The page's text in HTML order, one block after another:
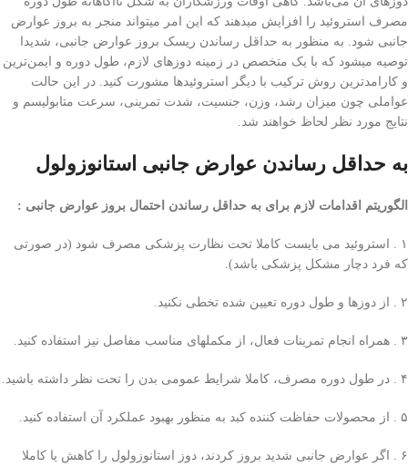
مصرف استروئید را افزایش میدهند که این امر میتواند منجر به بروز عوارض
جانبی شود. به منظور به حداقل رساندن ریسک بروز عوارض جانبی، شدیدا
توصیه میشود که با یک متخصص در زمینه دوز‌های لازم، طول دوره و ایمن‌ترین
و کارامد‌ترین روش ترکیب با دیگر استروئید‌ها مشورت کنید. در این حالت
عواملی چون میزان رشد، وزن، جنسیت، شدت تمرینی، سرعت متابولیسم و
نتایج مورد نظر لحاظ خواهند شد.
به حداقل رساندن عوارض جانبی استانوزولول
الگوریتم اقدامات لازم برای به حداقل رساندن احتمال بروز عوارض جانبی :
۱ . استروئید می بایست کاملا تحت نظارت پزشکی‌ مصرف شود (در صورتی‌
که فرد دچار مشکل پزشکی‌ باشد).
۲ . از دوز‌ها و طول دوره تعیین شده تخطی نکنید.
۳ . همراه انجام تمرینات فعال، از مکملهای مناسب مفاصل نیز استفاده کنید.
۴ . در طول دوره مصرف، کاملا شرایط عمومی‌ بدن را تحت نظر داشته باشید.
۵ . از محصولات حفاظت کننده کبد به منظور بهبود عملکرد آن استفاده کنید.
۶ . اگر عوارض جانبی شدید بروز کردند، دوز استانوزولول را کاهش یا کاملا